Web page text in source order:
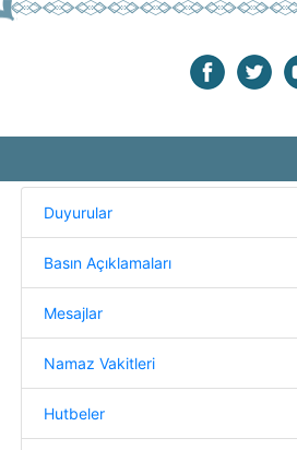
Duyurular
Basın Açıklamaları
Mesajlar
Namaz Vakitleri
Hutbeler